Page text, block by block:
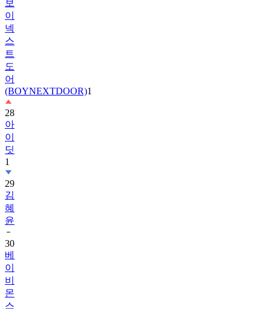
넥
스
트
도
어
(BOYNEXTDOOR)
28
아
이
딧
1
29
김
혜
윤
30
베
이
비
몬
스
터